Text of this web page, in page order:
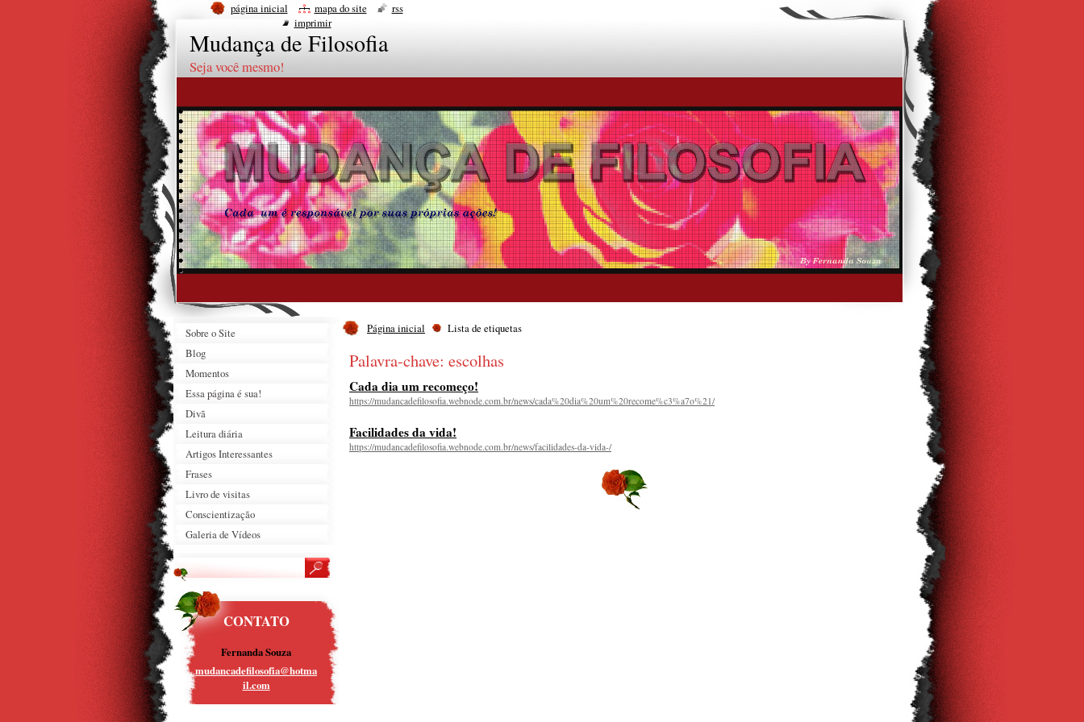
Mudança de Filosofia
Seja você mesmo!
Página inicial Lista de etiquetas
Palavra-chave: escolhas
Cada dia um recomeço!
https://mudancadefilosofia.webnode.com.br/news/cada%20dia%20um%20recome%c3%a7o%21/
Facilidades da vida!
https://mudancadefilosofia.webnode.com.br/news/facilidades-da-vida-/
Sobre o Site
Blog
Momentos
Essa página é sua!
Divã
Leitura diária
Artigos Interessantes
Frases
Livro de visitas
Conscientização
Galeria de Vídeos
CONTATO
Fernanda Souza
mudancadefilosofia@hotma
il.com
página inicial mapa do site
rss
imprimir